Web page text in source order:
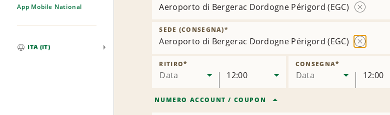
App Mobile National
ITA (IT)
Aeroporto di Bergerac Dordogne Périgord (EGC)
Aeroporto di Bergerac Dordogne Périgord (EGC)
SEDE (CONSEGNA)*
Data
RITIRO*
12:00 Data
CONSEGNA*
12:00
NUMERO ACCOUNT / COUPON